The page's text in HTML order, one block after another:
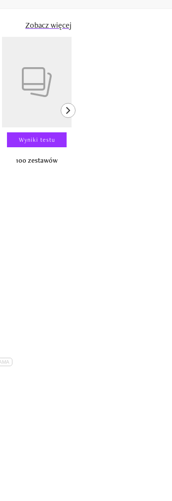
Zobacz więcej
Wyniki testu
100 zestawów
next element